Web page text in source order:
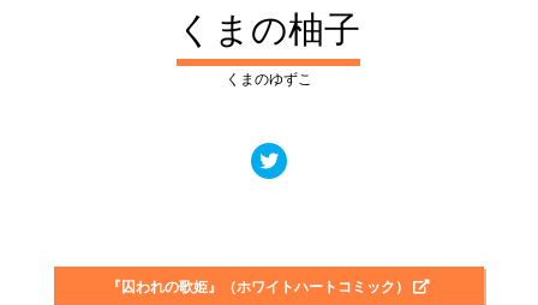
くまの柚子
くまのゆずこ
『囚われの歌姫』（ホワイトハートコミック）